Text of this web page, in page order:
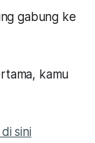
gabung ke
kamu
sini